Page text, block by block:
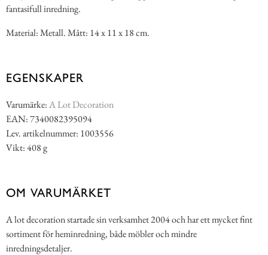
fantasifull inredning.
Material: Metall. Mått: 14 x 11 x 18 cm.
EGENSKAPER
Varumärke:A Lot Decoration
EAN: 7340082395094
Lev. artikelnummer: 1003556
Vikt: 408 g
OM VARUMÄRKET
A lot decoration startade sin verksamhet 2004 och har ett mycket fint
sortiment för heminredning, både möbler och mindre
inredningsdetaljer.